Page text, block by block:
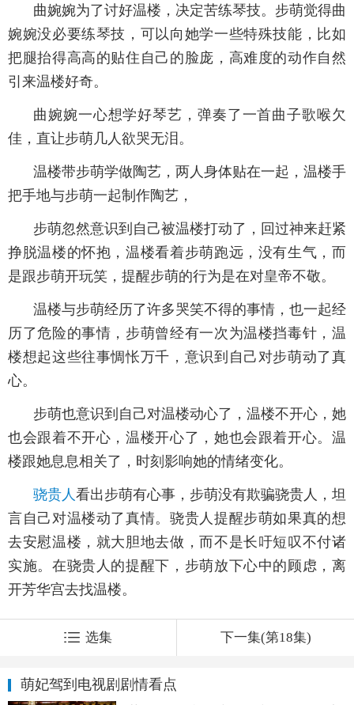
曲婉婉为了讨好温楼，决定苦练琴技。步萌觉得曲
婉婉没必要练琴技，可以向她学一些特殊技能，比如
把腿抬得高高的贴住自己的脸庞，高难度的动作自然
引来温楼好奇。
曲婉婉一心想学好琴艺，弹奏了一首曲子歌喉欠
佳，直让步萌几人欲哭无泪。
温楼带步萌学做陶艺，两人身体贴在一起，温楼手
把手地与步萌一起制作陶艺，
步萌忽然意识到自己被温楼打动了，回过神来赶紧
挣脱温楼的怀抱，温楼看着步萌跑远，没有生气，而
是跟步萌开玩笑，提醒步萌的行为是在对皇帝不敬。
温楼与步萌经历了许多哭笑不得的事情，也一起经
历了危险的事情，步萌曾经有一次为温楼挡毒针，温
楼想起这些往事惆怅万千，意识到自己对步萌动了真
心。
步萌也意识到自己对温楼动心了，温楼不开心，她
也会跟着不开心，温楼开心了，她也会跟着开心。温
楼跟她息息相关了，时刻影响她的情绪变化。
骁贵人 看出步萌有心事，步萌没有欺骗骁贵人，坦
言自己对温楼动了真情。骁贵人提醒步萌如果真的想
去安慰温楼，就大胆地去做，而不是长吁短叹不付诸
实施。在骁贵人的提醒下，步萌放下心中的顾虑，离
开芳华宫去找温楼。
选集 下一集(第18集)
萌妃驾到电视剧剧情看点